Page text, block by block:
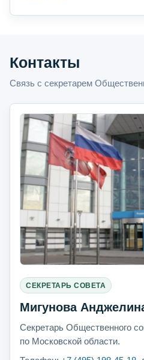
Контакты
Связь с секретарем
СЕКРЕТАРЬ СОВЕТА
Мигунова
Секретарь Общественного
по Московской области.